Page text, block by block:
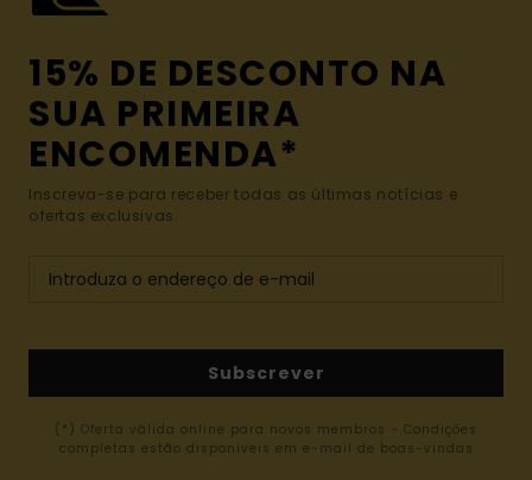
15% DE DESCONTO NA
SUA PRIMEIRA
ENCOMENDA*
Inscreva-se para receber todas as últimas notícias e
ofertas exclusivas.
Subscrever
(*) Oferta válida online para novos membros - Condições
completas estão disponíveis em e-mail de boas-vindas